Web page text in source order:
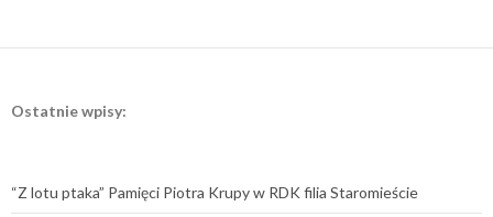
Ostatnie wpisy:
“Z lotu ptaka” Pamięci Piotra Krupy w RDK filia Staromieście